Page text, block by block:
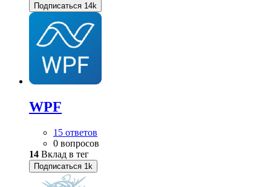
Подписаться 14k
WPF
15 ответов
0 вопросов
14 Вклад в тег
Подписаться 1k